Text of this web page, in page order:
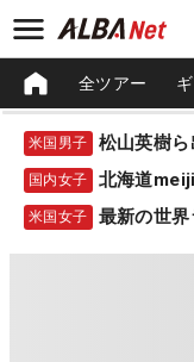
全ツアー
米国男子
国内女子 北海道
米国女子 最新の世